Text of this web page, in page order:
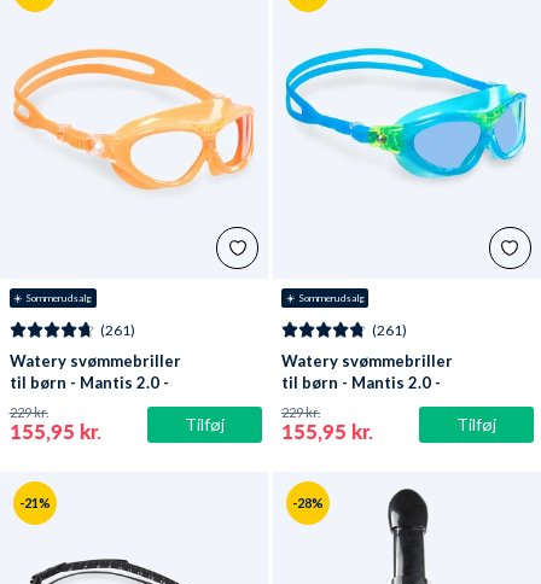
☀️ Sommerudsalg
Tilføj
(261)
Watery svømmebriller
til børn - Mantis 2.0 -
Orange/klar
155,95 kr.
229 kr.
☀️ Sommerudsalg
Tilføj
(261)
Watery svømmebriller
til børn - Mantis 2.0 -
Atlantic Blå/blå
155,95 kr.
229 kr.
-21% -28%